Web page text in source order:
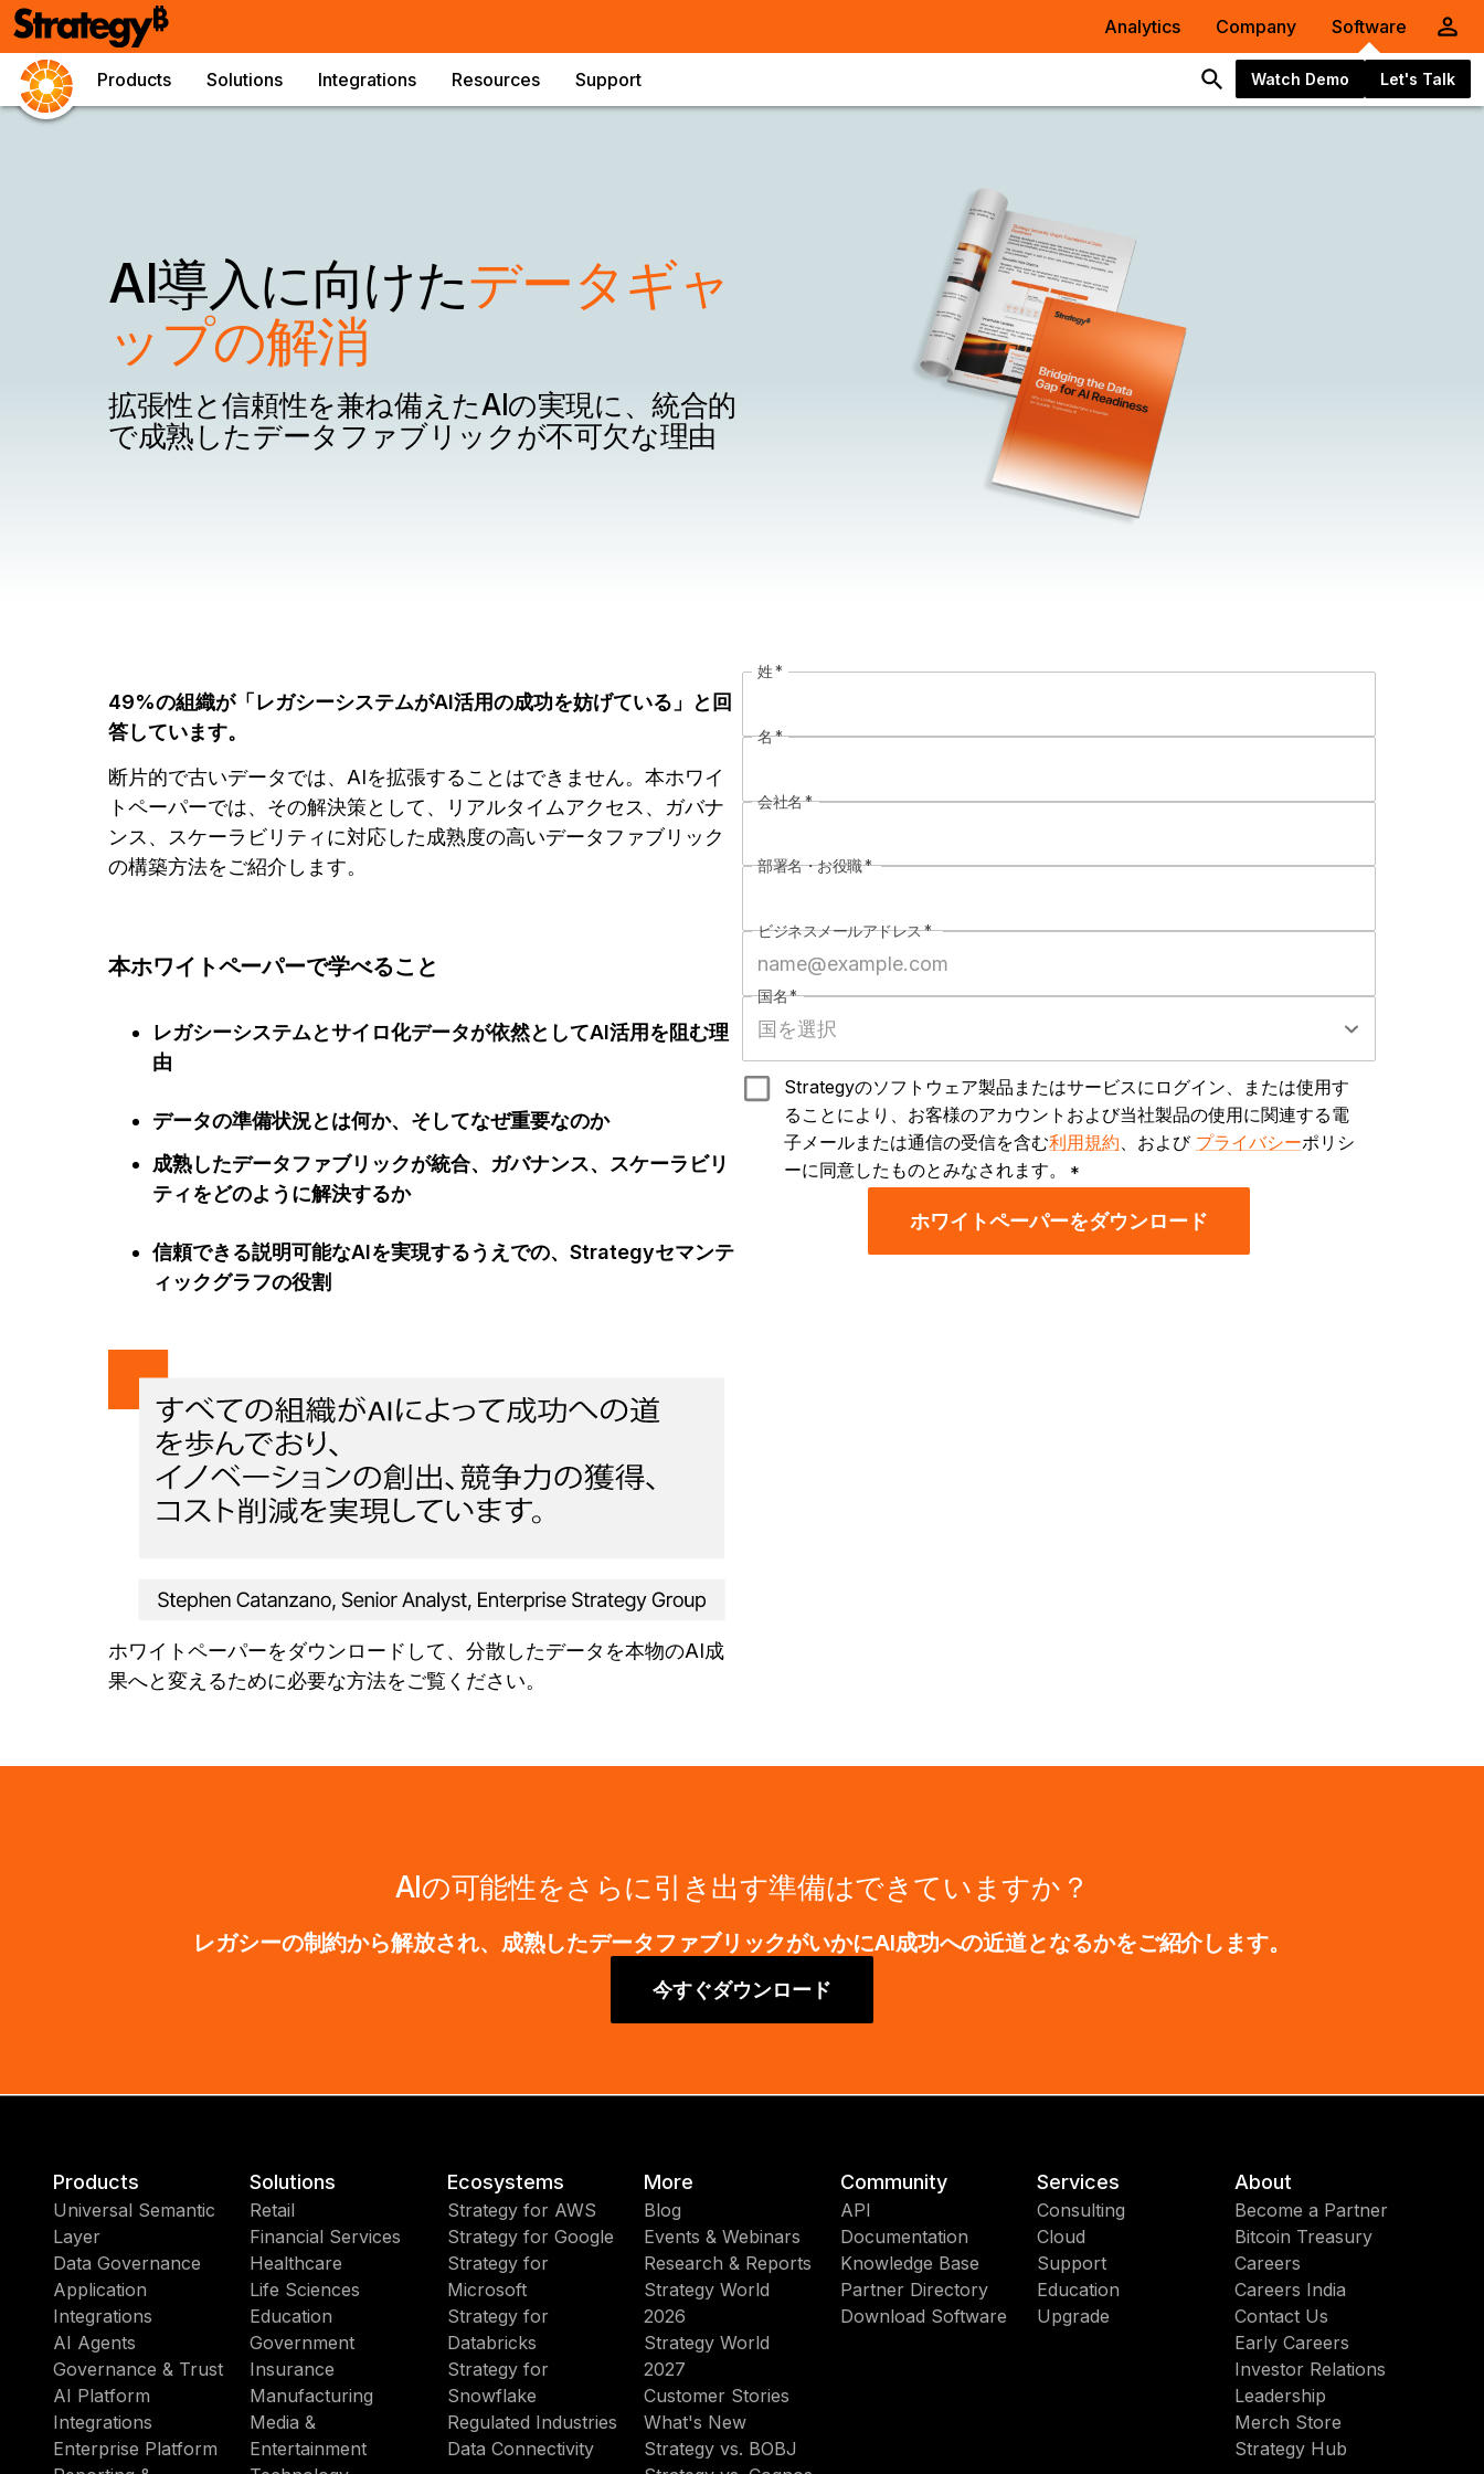
Analytics Company Software
Products Solutions Integrations Resources Support Watch Demo Let's Talk
AI導入に向けたデータギャ
ップの解消
拡張性と信頼性を兼ね備えたAIの実現に、統合的
で成熟したデータファブリックが不可欠な理由
49%の組織が「レガシーシステムがAI活用の成功を妨げている」と回
答しています。
断片的で古いデータでは、AIを拡張することはできません。本ホワイ
トペーパーでは、その解決策として、リアルタイムアクセス、ガバナ
ンス、スケーラビリティに対応した成熟度の高いデータファブリック
の構築方法をご紹介します。
本ホワイトペーパーで学べること
レガシーシステムとサイロ化データが依然としてAI活用を阻む理
由
データの準備状況とは何か、そしてなぜ重要なのか
成熟したデータファブリックが統合、ガバナンス、スケーラビリ
ティをどのように解決するか
信頼できる説明可能なAIを実現するうえでの、Strategyセマンテ
ィックグラフの役割
ホワイトペーパーをダウンロードして、分散したデータを本物のAI成
果へと変えるために必要な方法をご覧ください。
姓*
名*
会社名*
部署名・お役職*
ビジネスメールアドレス*
国名*
Strategyのソフトウェア製品またはサービスにログイン、または使用す
ることにより、お客様のアカウントおよび当社製品の使用に関連する電
子メールまたは通信の受信を含む利用規約、および プライバシーポリシ
ーに同意したものとみなされます。
*
ホワイトペーパーをダウンロード
AIの可能性をさらに引き出す準備はできていますか？
レガシーの制約から解放され、成熟したデータファブリックがいかにAI成功への近道となるかをご紹介します。
今すぐダウンロード
Products
Universal Semantic
Layer
Data Governance
Application
Integrations
AI Agents
Governance & Trust
AI Platform
Integrations
Enterprise Platform
Solutions
Retail
Financial Services
Healthcare
Life Sciences
Education
Government
Insurance
Manufacturing
Media &
Entertainment
Ecosystems
Strategy for AWS
Strategy for Google
Strategy for
Microsoft
Strategy for
Databricks
Strategy for
Snowflake
Regulated Industries
Data Connectivity
More
Blog
Events & Webinars
Research & Reports
Strategy World
2026
Strategy World
2027
Customer Stories
What's New
Strategy vs. BOBJ
Community
API
Documentation
Knowledge Base
Partner Directory
Download Software
Services
Consulting
Cloud
Support
Education
Upgrade
About
Become a Partner
Bitcoin Treasury
Careers
Careers India
Contact Us
Early Careers
Investor Relations
Leadership
Merch Store
Strategy Hub